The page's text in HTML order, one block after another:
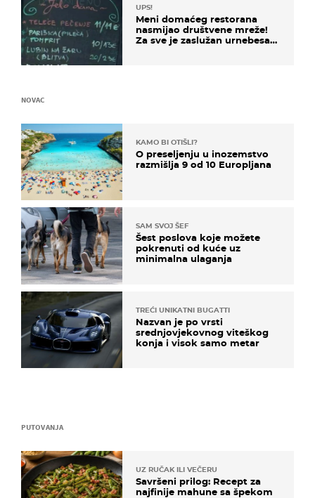
UPS!
Meni domaćeg restorana
nasmijao društvene mreže!
Za sve je zaslužan urnebesan
PUTOVANJA
UZ RUČAK ILI VEČERU
Savršeni prilog: Recept za
najfinije mahune sa špekom
NOVAC
KAMO BI OTIŠLI?
O preseljenju u inozemstvo
razmišlja 9 od 10 Europljana
SAM SVOJ ŠEF
Šest poslova koje možete
pokrenuti od kuće uz
minimalna ulaganja
TREĆI UNIKATNI BUGATTI
Nazvan je po vrsti
srednjovjekovnog viteškog
konja i visok samo metar